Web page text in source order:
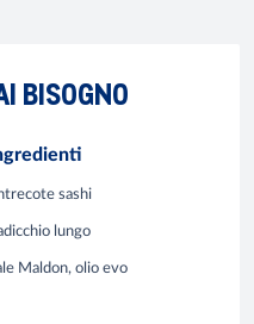
BISOGNO
sashi
lungo
Maldon, olio evo